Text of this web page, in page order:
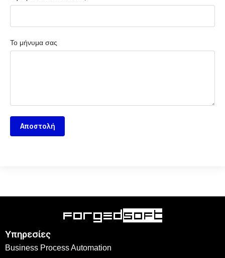
Το μήνυμα σας
Αποστολή
Υπηρεσίες
Business Process Automation